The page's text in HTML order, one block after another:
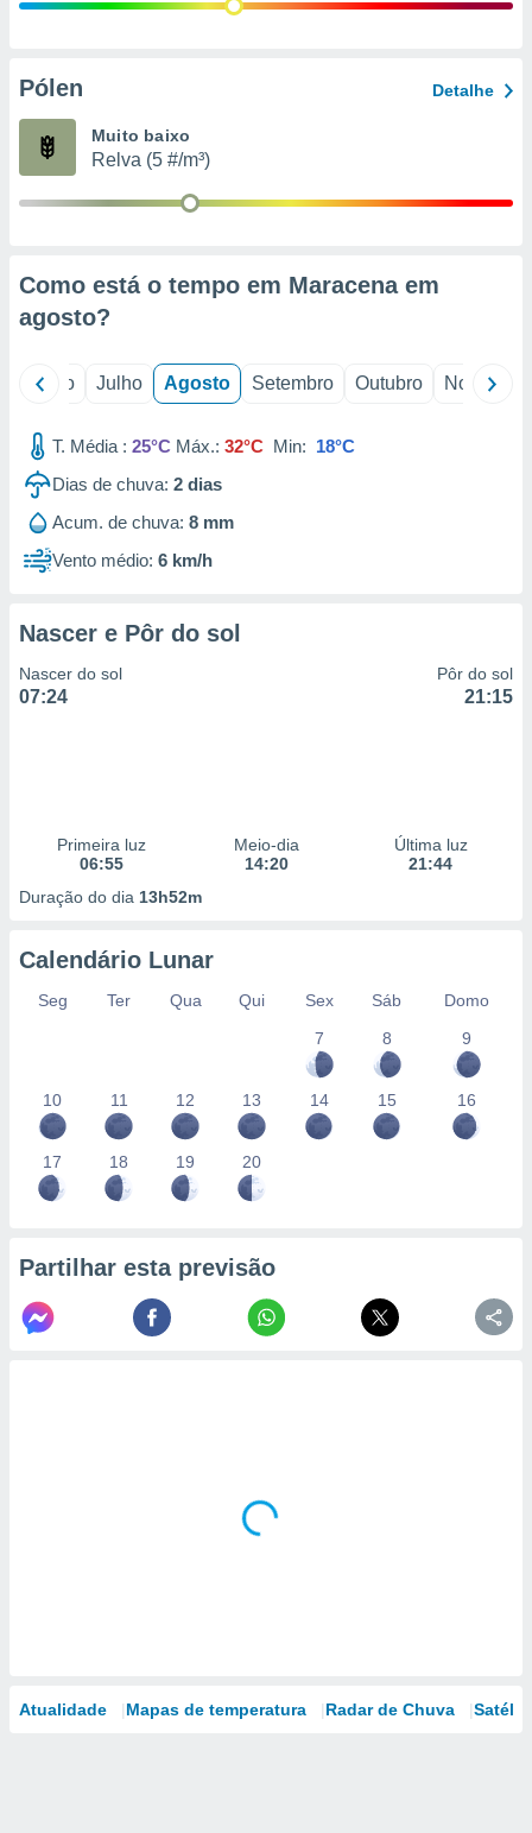
e
de
Pólen Detalhe
Muito baixo
Relva (5 #/m³)
Como está o tempo em Maracena em
agosto?
Junho Julho Agosto Setembro Outubro Novembro
T. Média : 25°C Máx.: 32°C Min: 18°C
Dias de chuva: 2 dias
Acum. de chuva: 8 mm
Vento médio: 6 km/h
Nascer e Pôr do sol
Nascer do sol
07:24
Pôr do sol
21:15
Primeira luz
06:55
Meio-dia
14:20
Última luz
21:44
Duração do dia 13h52m
Calendário Lunar
Seg Ter Qua Qui Sex Sáb
Domo
7
8 9
10 11 12 13 14 15 16
17 18 19 20
Partilhar esta previsão
Atualidade Mapas de temperatura Radar de Chuva